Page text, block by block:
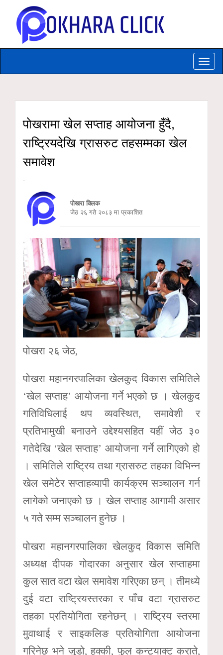
Toggle
पोखरामा खेल सप्ताह आयोजना हुँदै,
राष्ट्रियदेखि ग्रासरुट तहसम्मका खेल
समावेश
-
पोखरा क्लिक
जेठ २६ गते २०८३ मा प्रकाशित
पोखरा २६ जेठ,
पोखरा महानगरपालिका खेलकुद विकास समितिले
‘खेल सप्ताह’ आयोजना गर्ने भएको छ । खेलकुद
गतिविधिलाई थप व्यवस्थित, समावेशी र
प्रतिभामुखी बनाउने उद्देश्यसहित यहीं जेठ ३०
गतेदेखि ‘खेल सप्ताह’ आयोजना गर्ने लागिएको हो
। समितिले राष्ट्रिय तथा ग्रासरुट तहका विभिन्न
खेल समेटेर सप्ताहव्यापी कार्यक्रम सञ्चालन गर्न
लागेको जनाएको छ । खेल सप्ताह आगामी असार
५ गते सम्म सञ्चालन हुनेछ ।
पोखरा महानगरपालिका खेलकुद विकास समिति
अध्यक्ष दीपक गोदारका अनुसार खेल सप्ताहमा
कुल सात वटा खेल समावेश गरिएका छन् । तीमध्ये
दुई वटा राष्ट्रियस्तरका र पाँच वटा ग्रासरुट
तहका प्रतियोगिता रहनेछन् । राष्ट्रिय स्तरमा
मुवाथाई र साइकलिङ प्रतियोगिता आयोजना
गरिनेछ भने जुडो, हक्की, फुल कन्ट्याक्ट कराते,